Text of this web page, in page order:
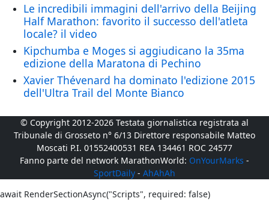
Le incredibili immagini dell'arrivo della Beijing
Half Marathon: favorito il successo dell'atleta
locale? il video
Kipchumba e Moges si aggiudicano la 35ma
edizione della Maratona di Pechino
Xavier Thévenard ha dominato l'edizione 2015
dell'Ultra Trail del Monte Bianco
© Copyright 2012-2026 Testata giornalistica registrata al
Tribunale di Grosseto n° 6/13 Direttore responsabile Matteo
Moscati P.I. 01552400531 REA 134461 ROC 24577
Fanno parte del network MarathonWorld: OnYourMarks -
SportDaily - AhAhAh
await RenderSectionAsync("Scripts", required: false)